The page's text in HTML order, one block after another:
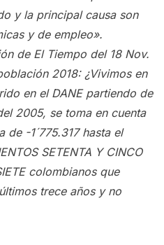
y la principal causa son
y de empleo».
de El Tiempo del 18 Nov.
2018: ¿Vivimos en
en el DANE partiendo de
2005, se toma en cuenta
de -1´775.317 hasta el
SETENTA Y CINCO
colombianos que
trece años y no